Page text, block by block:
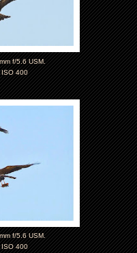
f/5.6 USM.
400
f/5.6 USM.
400